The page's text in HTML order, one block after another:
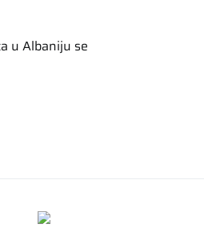
u Albaniju se